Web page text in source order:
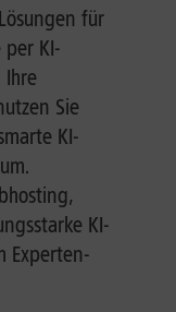
für
per KI-
Ihre
Sie
KI-
KI-
Experten-